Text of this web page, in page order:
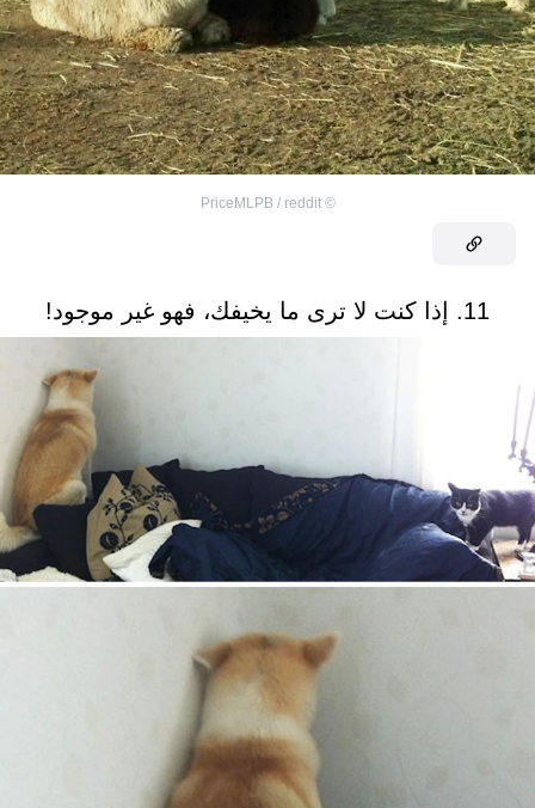
©
PriceMLPB / reddit
11. إذا كنت لا ترى ما يخيفك، فهو غير موجود!